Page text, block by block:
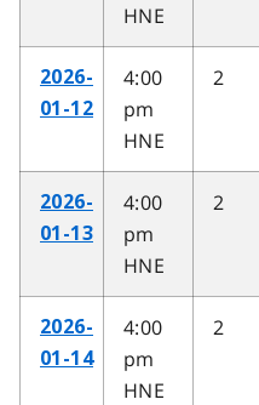
HNE
2026-
01-12
4:00
pm
HNE
2
2026-
01-13
4:00
pm
HNE
2
2026-
01-14
4:00
pm
HNE
2